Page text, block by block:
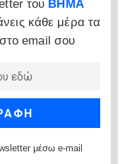
του ΒΗΜΑ
κάθε μέρα τα
email σου
μέσω e-mail